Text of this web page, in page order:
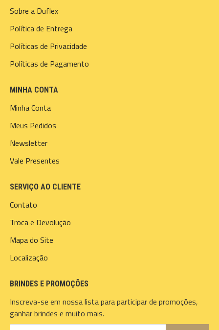
Sobre a Duflex
Política de Entrega
Políticas de Privacidade
Políticas de Pagamento
MINHA CONTA
Minha Conta
Meus Pedidos
Newsletter
Vale Presentes
SERVIÇO AO CLIENTE
Contato
Troca e Devolução
Mapa do Site
Localização
BRINDES E PROMOÇÕES
Inscreva-se em nossa lista para participar de promoções,
ganhar brindes e muito mais.